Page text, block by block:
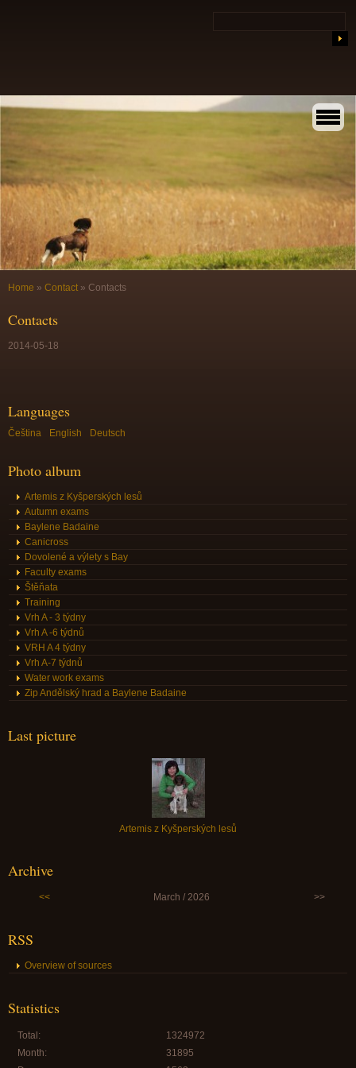
Home » Contact » Contacts
Contacts
2014-05-18
Languages
Čeština English Deutsch
Photo album
Artemis z Kyšperských lesů
Autumn exams
Baylene Badaine
Canicross
Dovolené a výlety s Bay
Faculty exams
Štěňata
Training
Vrh A - 3 týdny
Vrh A -6 týdnů
VRH A 4 týdny
Vrh A-7 týdnů
Water work exams
Zip Andělský hrad a Baylene Badaine
Last picture
Artemis z Kyšperských lesů
Archive
<< March / 2026 >>
RSS
Overview of sources
Statistics
Total:
1324972
Month:
31895